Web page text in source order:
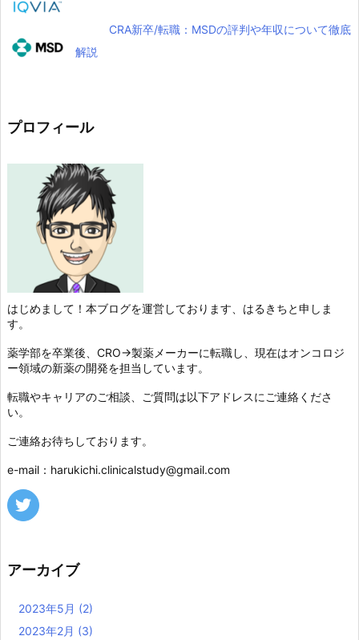
CRA新卒/転職：MSDの評判や年収について徹底
解説
プロフィール
はじめまして！本ブログを運営しております、はるきちと申しま
す。
薬学部を卒業後、CRO→製薬メーカーに転職し、現在はオンコロジ
ー領域の新薬の開発を担当しています。
転職やキャリアのご相談、ご質問は以下アドレスにご連絡くださ
い。
ご連絡お待ちしております。
e-mail：harukichi.clinicalstudy@gmail.com
アーカイブ
2023年5月 (2)
2023年2月 (3)